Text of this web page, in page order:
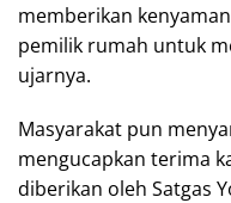
memberikan
pemilik rumah untuk
ujarnya.
Masyarakat pun
mengucapkan terima
diberikan oleh Satgas